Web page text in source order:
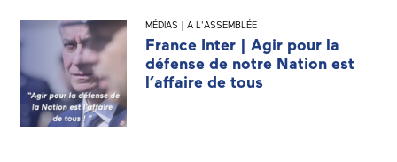
MÉDIAS | A L'ASSEMBLÉE
France Inter | Agir pour la
défense de notre Nation est
l’affaire de tous